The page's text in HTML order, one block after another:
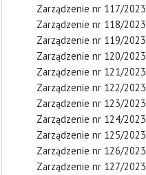
Zarządzenie nr 117/2023
Zarządzenie nr 118/2023
Zarządzenie nr 119/2023
Zarządzenie nr 120/2023
Zarządzenie nr 121/2023
Zarządzenie nr 122/2023
Zarządzenie nr 123/2023
Zarządzenie nr 124/2023
Zarządzenie nr 125/2023
Zarządzenie nr 126/2023
Zarządzenie nr 127/2023